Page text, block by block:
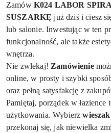
Zamów K024 LABOR
SUSZARKĘ już dziś i ciesz
lub salonie. Inwestując w ten
funkcjonalność, ale także
wnętrza.
Nie zwlekaj! Zamówienie
online, w prosty i szybki
oraz pełną satysfakcję z
Pamiętaj, porządek w
użytkowania. Wybierz
przekonaj się, jak niewielka